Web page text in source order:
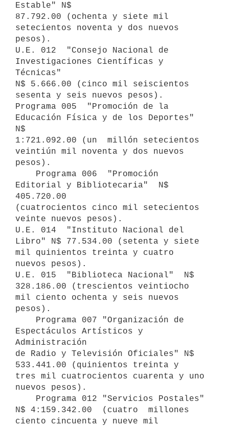
Estable" N$
87.792.00 (ochenta y siete mil
setecientos noventa y dos nuevos
pesos).
U.E. 012  "Consejo Nacional de
Investigaciones Científicas y
Técnicas"
N$ 5.666.00 (cinco mil seiscientos
sesenta y seis nuevos pesos).
Programa 005  "Promoción de la
Educación Física y de los Deportes"
N$
1:721.092.00 (un  millón setecientos
veintiún mil noventa y dos nuevos
pesos).
Editorial y Bibliotecaria"  N$
405.720.00
(cuatrocientos cinco mil setecientos
veinte nuevos pesos).
U.E. 014  "Instituto Nacional del
Libro" N$ 77.534.00 (setenta y siete
mil quinientos treinta y cuatro
nuevos pesos).
U.E. 015  "Biblioteca Nacional"  N$
328.186.00 (trescientos veintiocho
mil ciento ochenta y seis nuevos
pesos).
Espectáculos Artísticos y
Administración
de Radio y Televisión Oficiales" N$
533.441.00 (quinientos treinta y
tres mil cuatrocientos cuarenta y uno
nuevos pesos).
N$ 4:159.342.00  (cuatro  millones
ciento cincuenta y nueve mil